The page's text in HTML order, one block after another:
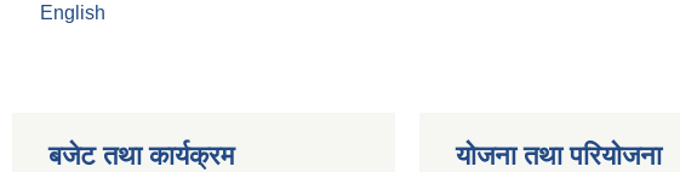
English
बजेट तथा कार्यक्रम योजना तथा परियोजना